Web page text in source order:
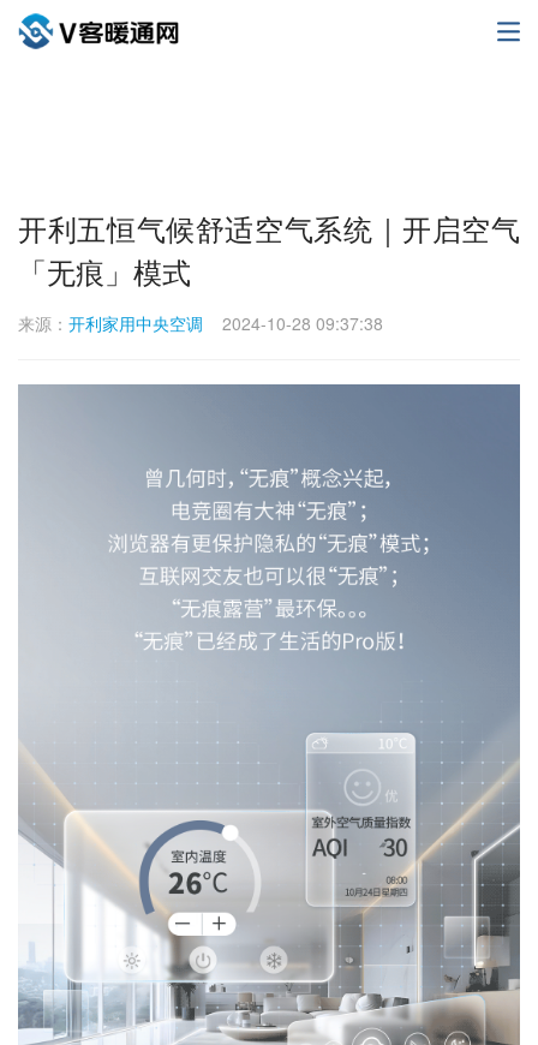
开利五恒气候舒适空气系统｜开启空气
「无痕」模式
来源： 开利家用中央空调 2024-10-28 09:37:38